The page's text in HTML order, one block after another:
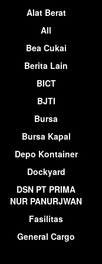
Alat Berat
All
Bea Cukai
Berita Lain
BICT
BJTI
Bursa
Bursa Kapal
Depo Kontainer
Dockyard
DSN PT PRIMA
NUR PANURJWAN
Fasilitas
General Cargo